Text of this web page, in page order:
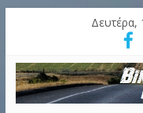
Δευτέρα,